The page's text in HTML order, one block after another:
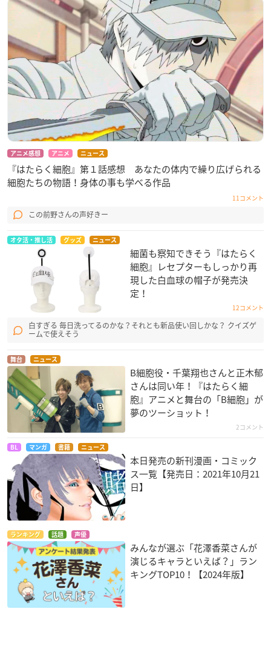
アニメ感想 アニメ ニュース
『はたらく細胞』第１話感想 あなたの体内で繰り広げられる
細胞たちの物語！身体の事も学べる作品
11コメント
この前野さんの声好きー
オタ活・推し活 グッズ ニュース
細菌も察知できそう『はたらく
細胞』レセプターもしっかり再
現した白血球の帽子が発売決
定！
12コメント
白すぎる 毎日洗ってるのかな？それとも新品使い回しかな？ クイズゲ
ームで使えそう
舞台 ニュース
B細胞役・千葉翔也さんと正木郁
さんは同い年！『はたらく細
胞』アニメと舞台の「B細胞」が
夢のツーショット！
2コメント
BL マンガ 書籍 ニュース
本日発売の新刊漫画・コミック
ス一覧【発売日：2021年10月21
日】
ランキング 話題 声優
みんなが選ぶ「花澤香菜さんが
演じるキャラといえば？」ラン
キングTOP10！【2024年版】